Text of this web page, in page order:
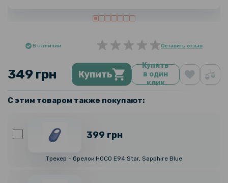
В наличии Оставить отзыв
349 грн Купить
Купить
в один
клик
С этим товаром также покупают:
399 грн
Трекер - брелок HOCO E94 Star, Sapphire Blue